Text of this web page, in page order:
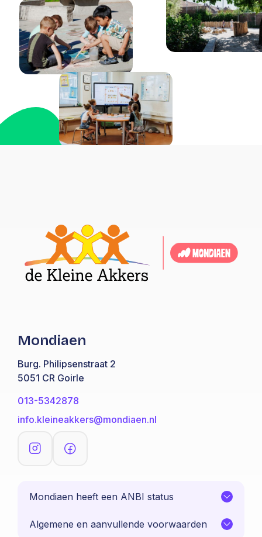
Mondiaen
Burg. Philipsenstraat 2
5051 CR Goirle
013-5342878
info.kleineakkers@mondiaen.nl
Mondiaen heeft een ANBI status
Algemene en aanvullende voorwaarden